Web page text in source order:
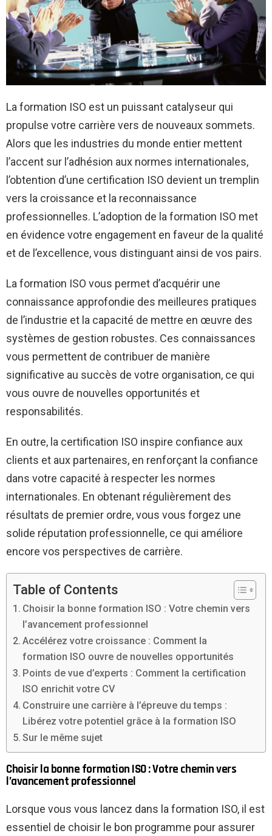
La formation ISO est un puissant catalyseur qui
propulse votre carrière vers de nouveaux sommets.
Alors que les industries du monde entier mettent
l’accent sur l’adhésion aux normes internationales,
l’obtention d’une certification ISO devient un tremplin
vers la croissance et la reconnaissance
professionnelles. L’adoption de la formation ISO met
en évidence votre engagement en faveur de la qualité
et de l’excellence, vous distinguant ainsi de vos pairs.
La formation ISO vous permet d’acquérir une
connaissance approfondie des meilleures pratiques
de l’industrie et la capacité de mettre en œuvre des
systèmes de gestion robustes. Ces connaissances
vous permettent de contribuer de manière
significative au succès de votre organisation, ce qui
vous ouvre de nouvelles opportunités et
responsabilités.
En outre, la certification ISO inspire confiance aux
clients et aux partenaires, en renforçant la confiance
dans votre capacité à respecter les normes
internationales. En obtenant régulièrement des
résultats de premier ordre, vous vous forgez une
solide réputation professionnelle, ce qui améliore
encore vos perspectives de carrière.
Table of Contents
Choisir la bonne formation ISO : Votre chemin vers
l’avancement professionnel
Accélérez votre croissance : Comment la
formation ISO ouvre de nouvelles opportunités
Points de vue d’experts : Comment la certification
ISO enrichit votre CV
Construire une carrière à l’épreuve du temps :
Libérez votre potentiel grâce à la formation ISO
Sur le même sujet
Choisir la bonne formation ISO : Votre chemin vers
l’avancement professionnel
Lorsque vous vous lancez dans la formation ISO, il est
essentiel de choisir le bon programme pour assurer